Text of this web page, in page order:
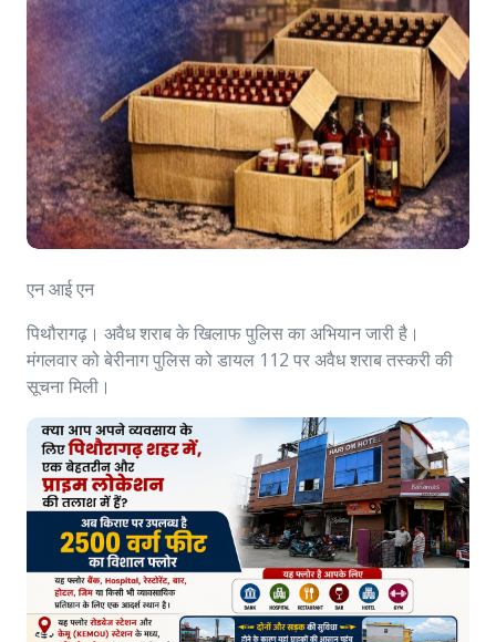
एन आई एन
पिथौरागढ़। अवैध शराब के खिलाफ पुलिस का अभियान जारी है।
मंगलवार को बेरीनाग पुलिस को डायल 112 पर अवैध शराब तस्करी की
सूचना मिली।